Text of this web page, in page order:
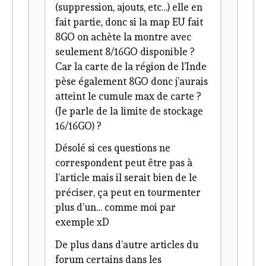
(suppression, ajouts, etc…) elle en
fait partie, donc si la map EU fait
8GO on achète la montre avec
seulement 8/16GO disponible ?
Car la carte de la région de l’Inde
pèse également 8GO donc j’aurais
atteint le cumule max de carte ?
(Je parle de la limite de stockage
16/16GO) ?
Désolé si ces questions ne
correspondent peut être pas à
l’article mais il serait bien de le
préciser, ça peut en tourmenter
plus d’un… comme moi par
exemple xD
De plus dans d’autre articles du
forum certains dans les